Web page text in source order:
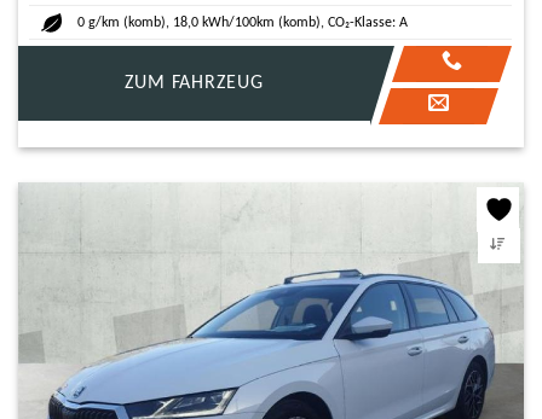
0 g/km (komb), 18,0 kWh/100km (komb), CO₂-Klasse: A
ZUM FAHRZEUG